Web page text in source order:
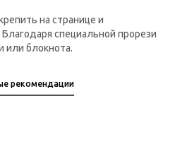
на странице и
специальной прорези
или блокнота.
рекомендации